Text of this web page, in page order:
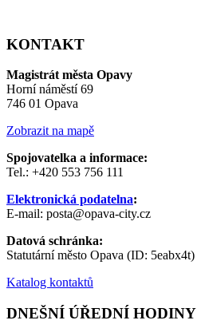
KONTAKT
Magistrát města Opavy
Horní náměstí 69
746 01 Opava
Zobrazit na mapě
Spojovatelka a informace:
Tel.: +420 553 756 111
Elektronická podatelna:
E-mail: posta@opava-city.cz
Datová schránka:
Statutární město Opava (ID: 5eabx4t)
Katalog kontaktů
DNEŠNÍ ÚŘEDNÍ HODINY